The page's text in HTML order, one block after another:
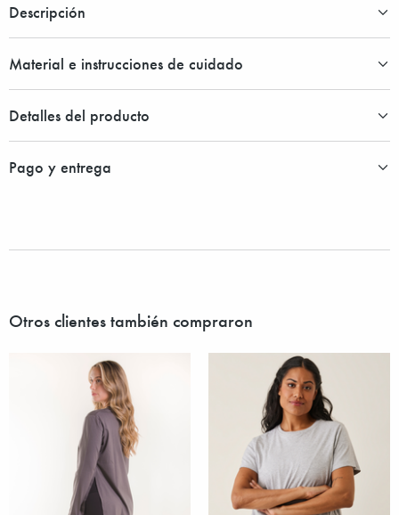
Descripción
Material e instrucciones de cuidado
Detalles del producto
Pago y entrega
Otros clientes también compraron